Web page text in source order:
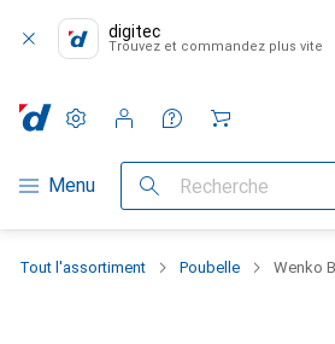
digitec
Trouvez et commandez plus vite
Navigation par catégorie
Menu Recherche
Paramètres
Compte client
Listes de comparaison
Listes d'envies
Panier
Tout l'assortiment Poubelle Wenko